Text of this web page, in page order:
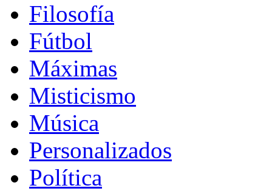
Filosofía
Fútbol
Máximas
Misticismo
Música
Personalizados
Política